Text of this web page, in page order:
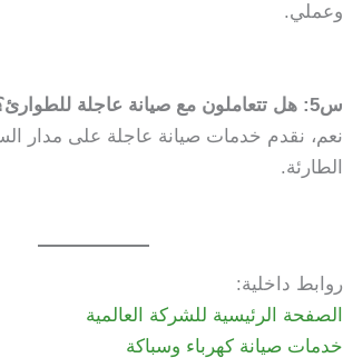
وعملي.
س5: هل تتعاملون مع صيانة عاجلة للطوارئ؟
نعم، نقدم خدمات صيانة عاجلة على مدار
الطارئة.
روابط داخلية:
الصفحة الرئيسية للشركة العالمية
خدمات صيانة كهرباء وسباكة